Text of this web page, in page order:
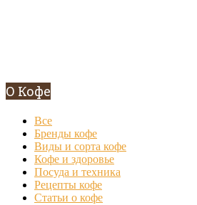
О Кофе
Все
Бренды кофе
Виды и сорта кофе
Кофе и здоровье
Посуда и техника
Рецепты кофе
Статьи о кофе